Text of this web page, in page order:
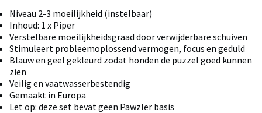
Niveau 2-3 moeilijkheid (instelbaar)
Inhoud: 1 x Piper
Verstelbare moeilijkheidsgraad door verwijderbare schuiven
Stimuleert probleemoplossend vermogen, focus en geduld
Blauw en geel gekleurd zodat honden de puzzel goed kunnen
zien
Veilig en vaatwasserbestendig
Gemaakt in Europa
Let op: deze set bevat geen Pawzler basis